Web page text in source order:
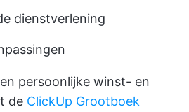
dienstverlening
persoonlijke winst- en
de ClickUp Grootboek